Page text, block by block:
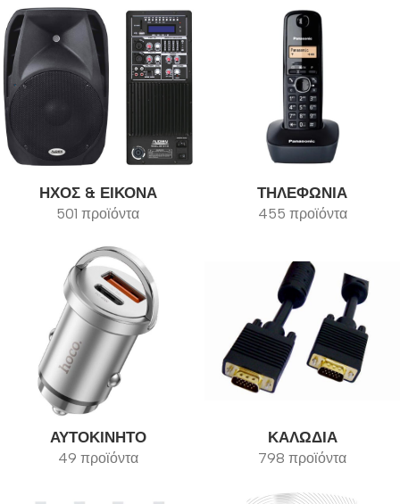
ΉΧΟΣ & ΕΙΚΌΝΑ
501 προϊόντα
ΤΗΛΕΦΩΝΊΑ
455 προϊόντα
ΑΥΤΟΚΊΝΗΤΟ
49 προϊόντα
ΚΑΛΏΔΙΑ
798 προϊόντα